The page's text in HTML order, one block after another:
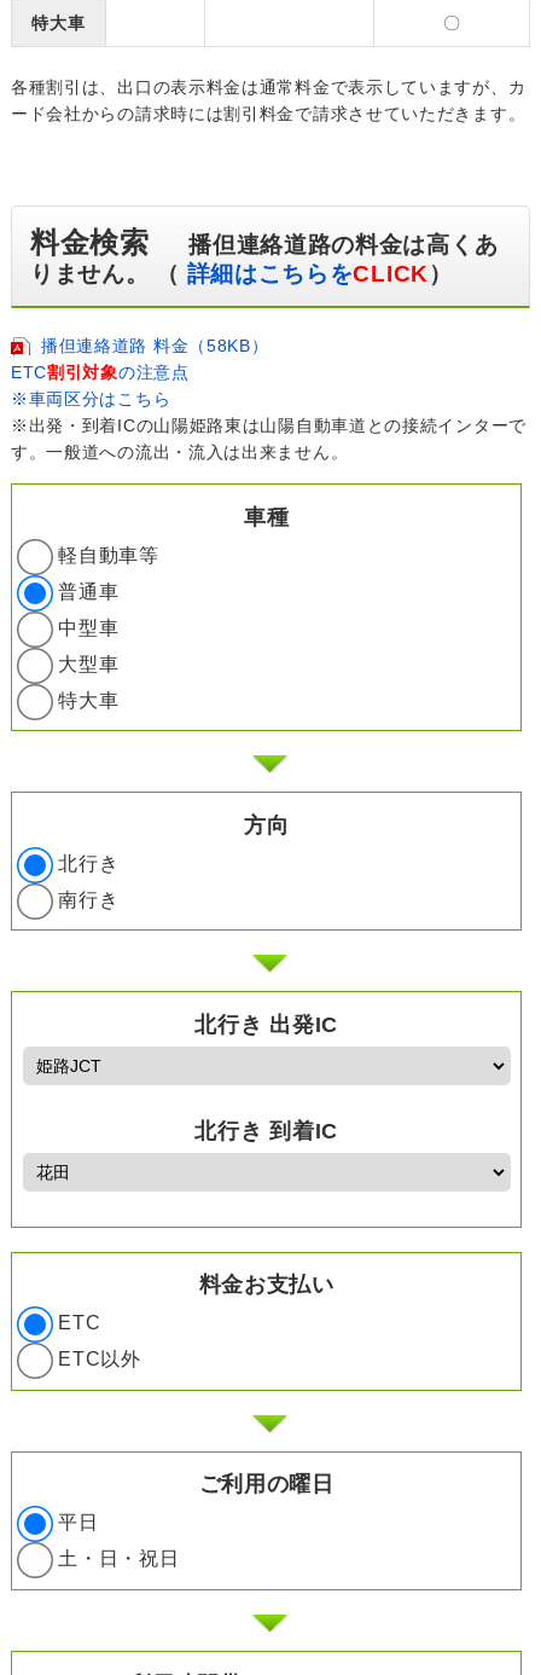
特大車 〇
各種割引は、出口の表示料金は通常料金で表示していますが、カ
ード会社からの請求時には割引料金で請求させていただきます。
料金検索播但連絡道路の料金は高くあ
りません。 （ 詳細はこちらをCLICK ）
播但連絡道路 料金（58KB）
ETC割引対象の注意点
※車両区分はこちら
※出発・到着ICの山陽姫路東は山陽自動車道との接続インターで
す。一般道への流出・流入は出来ません。
車種
軽自動車等
普通車
中型車
大型車
特大車
方向
北行き
南行き
北行き 出発IC
北行き 到着IC
料金お支払い
ETC
ETC以外
ご利用の曜日
平日
土・日・祝日